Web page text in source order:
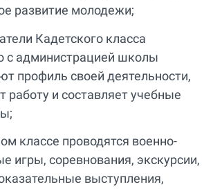
развитие молодежи;
Кадетского класса
с администрацией школы
профиль своей деятельности,
работу и составляет учебные
классе проводятся военно-
игры, соревнования, экскурсии,
выступления,